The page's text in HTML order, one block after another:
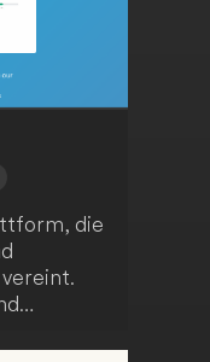
die